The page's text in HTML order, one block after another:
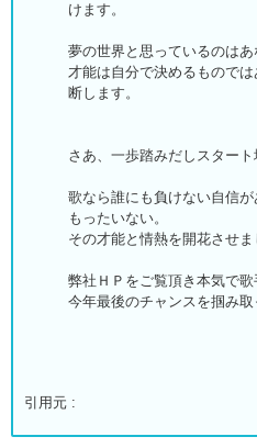
けます。
夢の世界と思っているのはあ
才能は自分で決めるもので
断します。
さあ、一歩踏みだしスタート
歌なら誰にも負けない自信
もったいない。
その才能と情熱を開花させま
弊社ＨＰをご覧頂き本気で
今年最後のチャンスを掴み取
引用元 :